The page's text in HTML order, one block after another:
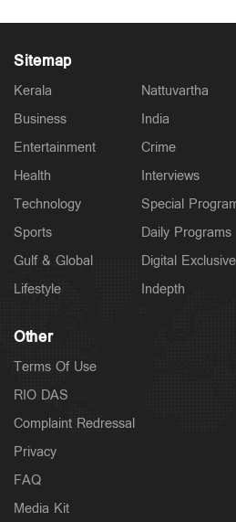
Latest
അധിക്ഷേപ പരാമർശത്തിൽ
3 hours ago
അർജുൻ ആയങ്കിയെ പൂട്ടാന്‍
ചുമത്തും
Sitemap
Kerala
Business
Entertainment
Health
Technology
Sports
Gulf & Global
Lifestyle
Nattuvartha
India
Crime
Interviews
Special
Daily Programs
Digital
Indepth
Other
Terms Of Use
RIO DAS
Complaint Redressal
Privacy
FAQ
Media Kit